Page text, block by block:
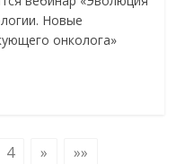
Новые
онколога»
4 » »»